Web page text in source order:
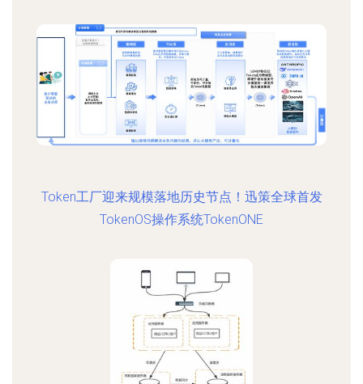
Token工厂迎来规模落地历史节点！迅策全球首发
TokenOS操作系统TokenONE